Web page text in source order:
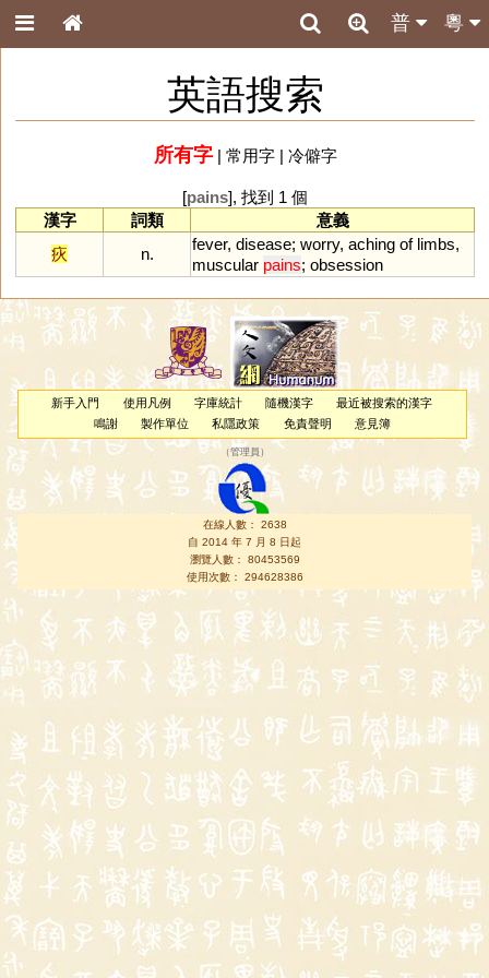
粵
普
英語搜索
所有字| 常用字| 冷僻字
[pains], 找到 1 個
漢字
詞類
意義
疢
n.
fever, disease; worry, aching of limbs,
muscular pains; obsession
新手入門 使用凡例 字庫統計 隨機漢字
最近被搜索的漢字
鳴謝
製作單位 私隱政策 免責聲明 意見簿
（管理員 ）
在線人數： 2638
自 2014 年 7 月 8 日起
瀏覽人數： 80453569
使用次數： 294628386